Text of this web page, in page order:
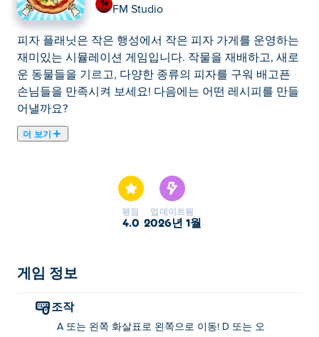
FM Studio
피자 플래닛은 작은 행성에서 작은 피자 가게를 운영하는
재미있는 시뮬레이션 게임입니다. 작물을 재배하고, 새로
운 동물들을 기르고, 다양한 종류의 피자를 구워 배고픈
손님들을 만족시켜 보세요! 다음에는 어떤 레시피를 만들
어낼까요?
더 보기
운 동물들을 기르고, 다양한 종류의 피자를 구워 배고픈
손님들을 만족시켜 보세요! 다음에는 어떤 레시피를 만들
컴퓨터: A 키 또는 왼쪽 화살표 키를 눌러 왼쪽으로 이동
동하세요. 사물과 상호작용하거나 건물에 들어가려면 잠
시 그 앞에 서 있으면 됩니다. 식물이나 동물을 클릭하여
평점
4.0
업데이트됨
2026년 1월
게임 정보
조작
A 또는 왼쪽 화살표로 왼쪽으로 이동! D 또는 오